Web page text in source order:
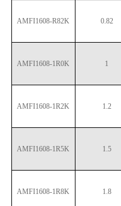
AMFI1608-R82K 0.82
AMFI1608-1R0K 1
AMFI1608-1R2K 1.2
AMFI1608-1R5K 1.5
AMFI1608-1R8K 1.8